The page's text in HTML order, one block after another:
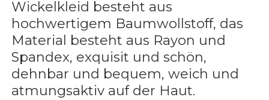
Wickelkleid besteht aus
hochwertigem Baumwollstoff, das
Material besteht aus Rayon und
Spandex, exquisit und schön,
dehnbar und bequem, weich und
atmungsaktiv auf der Haut.